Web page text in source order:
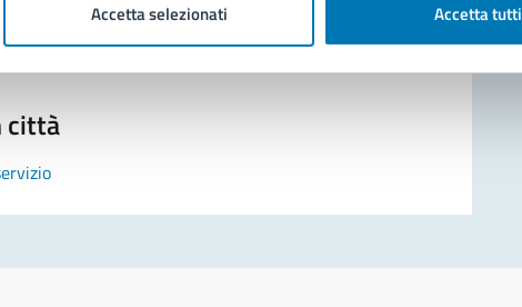
Accetta selezionati Accetta tutti
città